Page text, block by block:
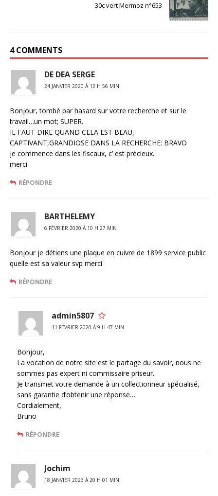
30c vert Mermoz n°653
4 COMMENTS
DE DEA SERGE
24 JANVIER 2020 À 12 H 56 MIN
Bonjour, tombé par hasard sur votre recherche et sur le
travail…un mot; SUPER.
IL FAUT DIRE QUAND CELA EST BEAU,
CAPTIVANT,GRANDIOSE DANS LA RECHERCHE: BRAVO
je commence dans les fiscaux, c’ est précieux.
merci
RÉPONDRE
BARTHELEMY
6 FÉVRIER 2020 À 10 H 27 MIN
Bonjour je détiens une plaque en cuivre de 1899 service public
quelle est sa valeur svp merci
RÉPONDRE
admin5807
11 FÉVRIER 2020 À 9 H 47 MIN
Bonjour,
La vocation de notre site est le partage du savoir, nous ne
sommes pas expert ni commissaire priseur.
Je transmet votre demande à un collectionneur spécialisé,
sans garantie d’obtenir une réponse…
Cordialement,
Bruno
RÉPONDRE
Jochim
18 JANVIER 2023 À 20 H 01 MIN